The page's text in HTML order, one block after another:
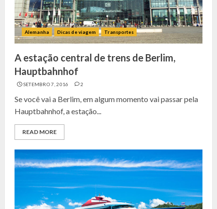
Alemanha Dicas de viagem Transportes
A estação central de trens de Berlim,
Hauptbahnhof
SETEMBRO 7, 2016 2
Se você vai a Berlim, em algum momento vai passar pela
Hauptbahnhof, a estação...
READ MORE